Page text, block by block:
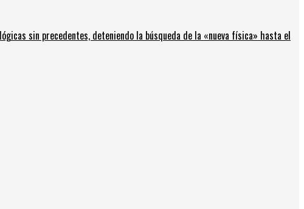
sin precedentes, deteniendo la búsqueda de la «nueva física» hasta el